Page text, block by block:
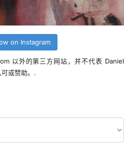
on Instagram
以外的第三方网站，并不代表 Daniel
或赞助。.